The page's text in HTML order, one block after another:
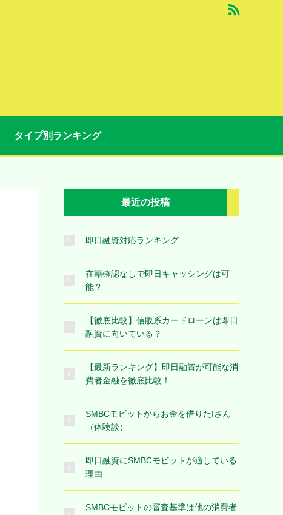
タイプ別ランキング
最近の投稿
即日融資対応ランキング
在籍確認なしで即日キャッシングは可
能？
【徹底比較】信販系カードローンは即日
融資に向いている？
【最新ランキング】即日融資が可能な消
費者金融を徹底比較！
SMBCモビットからお金を借りたIさん
（体験談）
即日融資にSMBCモビットが適している
理由
SMBCモビットの審査基準は他の消費者